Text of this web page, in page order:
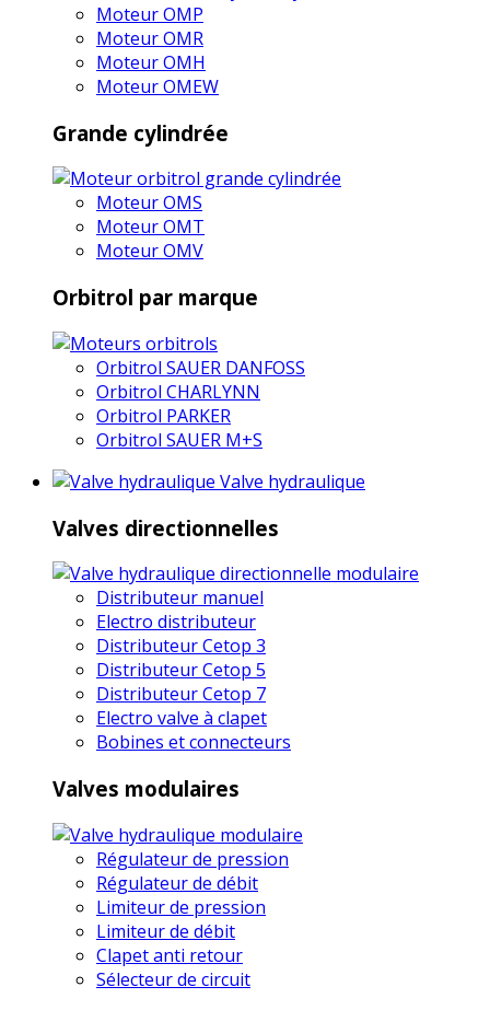
Moteur OMP
Moteur OMR
Moteur OMH
Moteur OMEW
Grande cylindrée
Moteur OMS
Moteur OMT
Moteur OMV
Orbitrol par marque
Orbitrol SAUER DANFOSS
Orbitrol CHARLYNN
Orbitrol PARKER
Orbitrol SAUER M+S
Valve hydraulique
Valves directionnelles
Distributeur manuel
Electro distributeur
Distributeur Cetop 3
Distributeur Cetop 5
Distributeur Cetop 7
Electro valve à clapet
Bobines et connecteurs
Valves modulaires
Régulateur de pression
Régulateur de débit
Limiteur de pression
Limiteur de débit
Clapet anti retour
Sélecteur de circuit